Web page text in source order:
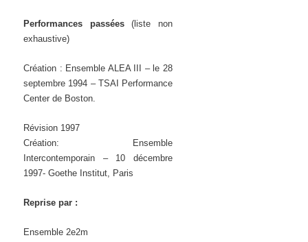
Performances passées(liste non
exhaustive)
Création : Ensemble ALEA III – le 28
septembre 1994 – TSAI Performance
Center de Boston.
Révision 1997
Création: Ensemble
Intercontemporain – 10 décembre
1997- Goethe Institut, Paris
Reprise par :
Ensemble 2e2m